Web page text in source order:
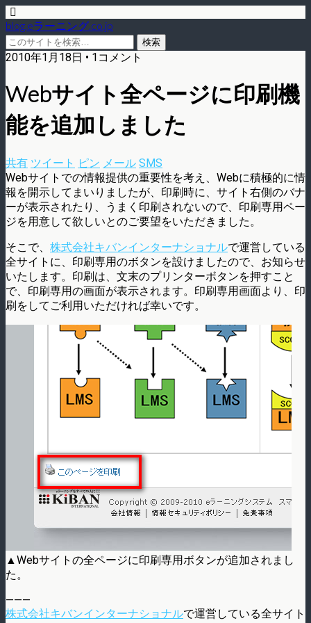
blog.eラーニング.co.jp
2010年1月18日 • 1コメント
Webサイト全ページに印刷機
能を追加しました
共有 ツイート ピン メール SMS
Webサイトでの情報提供の重要性を考え、Webに積極的に情
報を開示してまいりましたが、印刷時に、サイト右側のバナ
ーが表示されたり、うまく印刷されないので、印刷専用ペー
ジを用意して欲しいとのご要望をいただきました。
そこで、 株式会社キバンインターナショナルで運営している
全サイトに、印刷専用のボタンを設けましたので、お知らせ
いたします。印刷は、文末のプリンターボタンを押すこと
で、印刷専用の画面が表示されます。印刷専用画面より、印
刷をしてご利用いただければ幸いです。
▲Webサイトの全ページに印刷専用ボタンが追加されまし
た。
———
株式会社キバンインターナショナルで運営している全サイト